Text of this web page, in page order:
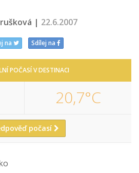
| 22.6.2007
na Sdílej na
POČASÍ V DESTINACI
20,7°C
počasí